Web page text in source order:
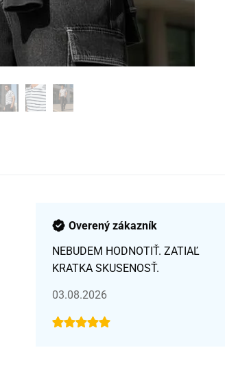
Overený zákazník
NEBUDEM HODNOTIŤ. ZATIAĽ
KRATKA SKUSENOSŤ.
03.08.2026